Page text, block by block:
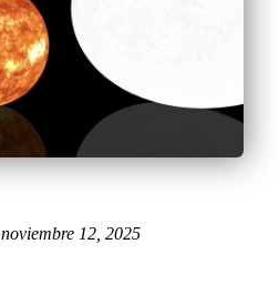
noviembre 12, 2025